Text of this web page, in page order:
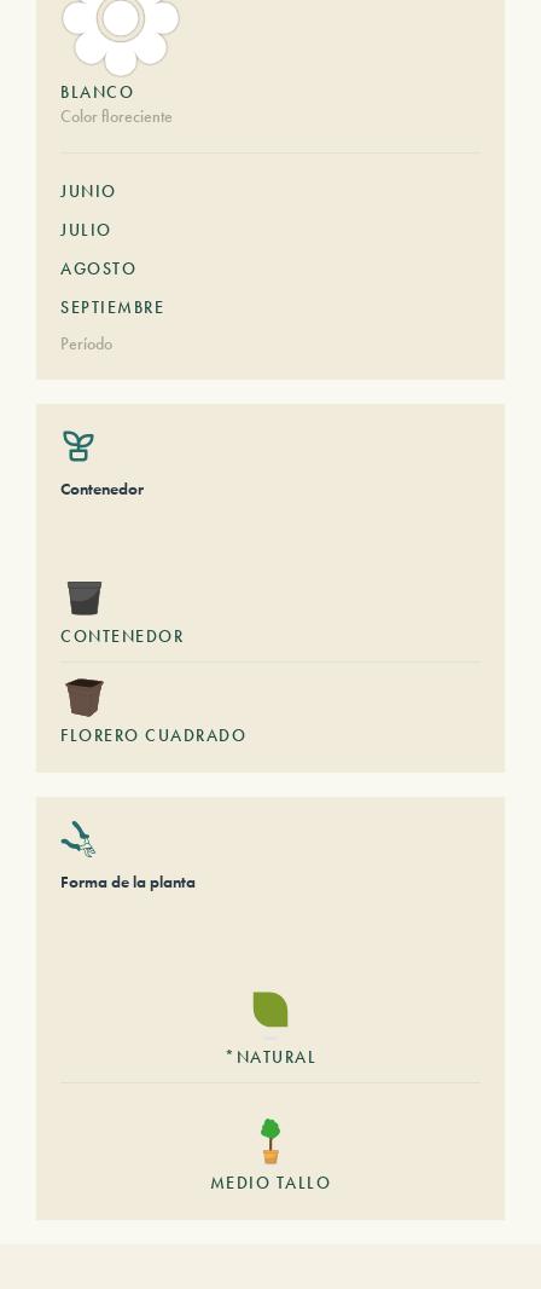
BLANCO
Color floreciente
JUNIO
JULIO
AGOSTO
SEPTIEMBRE
Período
Contenedor
CONTENEDOR
FLORERO CUADRADO
Forma de la planta
*NATURAL
MEDIO TALLO